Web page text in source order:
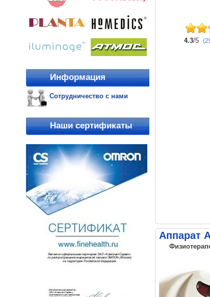
Информация
Сотрудничество с нами
Наши сертификаты
4.3/5
Аппарат